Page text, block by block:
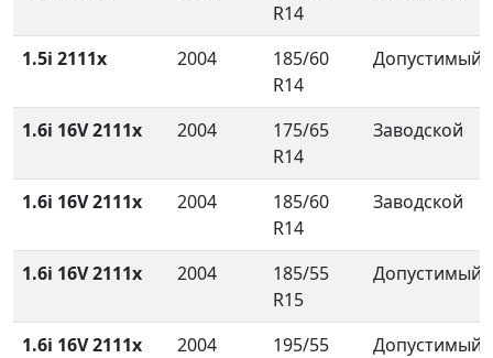
R14
1.5i 2111x 2004
185/60
R14
Допустимый
1.6i 16V 2111x 2004
175/65
R14
Заводской
1.6i 16V 2111x 2004
185/60
R14
Заводской
1.6i 16V 2111x 2004
185/55
R15
Допустимый
1.6i 16V 2111x 2004
195/55
Допустимый